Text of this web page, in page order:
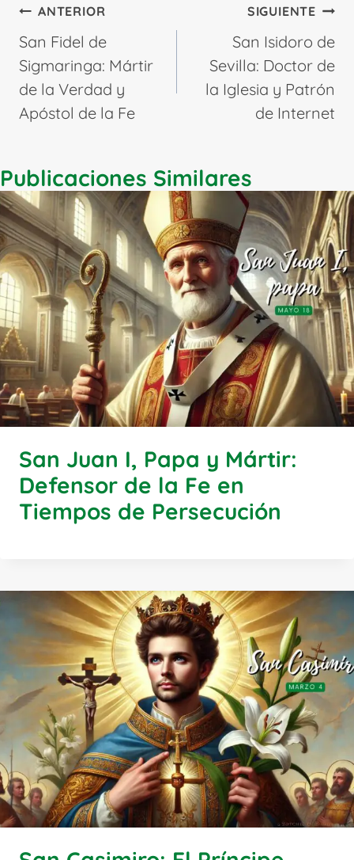
Navegación
de
entradas
ANTERIOR
San Fidel de
Sigmaringa: Mártir
de la Verdad y
Apóstol de la Fe
SIGUIENTE
San Isidoro de
Sevilla: Doctor de
la Iglesia y Patrón
de Internet
Publicaciones Similares
San Juan I, Papa y Mártir:
Defensor de la Fe en
Tiempos de Persecución